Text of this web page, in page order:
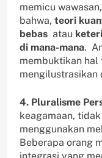
memicu
bahwa, teori
bebas atau
di mana-mana.
membuktikan hal
mengilustrasikan
4. Pluralisme
keagamaan,
menggunakan
Beberapa orang